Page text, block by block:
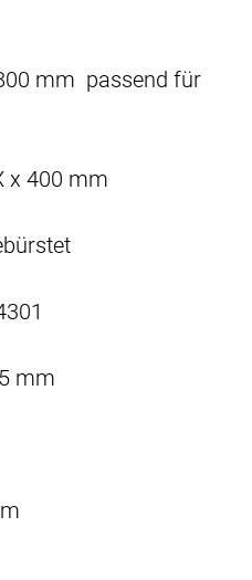
mm passend für
x 400 mm
mm